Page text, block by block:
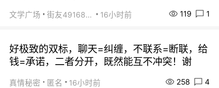
文学广场 街友49168527 16小时前 119 1
好极致的双标，聊天=纠缠，不联系=断联，给
钱=承诺，二者分开，既然能互不冲突！谢
真情秘密 匿名 16小时前 258 4